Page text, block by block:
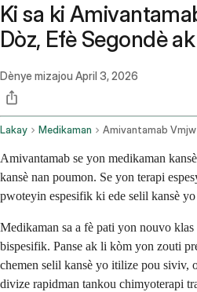
Ki sa ki
Dòz, Efè Segondè
Dènye mizajou April 3, 2026
Lakay Medikaman
Amivantamab se yon medikaman
kansè nan poumon. Se yon terapi
pwoteyin espesifik ki ede selil kansè
Medikaman sa a fè pati yon nouvo
bispesifik. Panse ak li kòm yon zouti
chemen selil kansè yo itilize pou siviv,
divize rapidman tankou chimyoterapi